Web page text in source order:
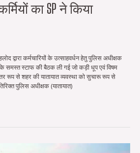
का SP ने किया
द्वारा कर्मचारियों के उत्साहवर्धन हेतु पुलिस अधीक्षक
के समस्त स्टाफ की बैठक ली गई जो कड़ी धूप एवं विषम
रूप से शहर की यातायात व्यवस्था को सुचारू रूप से
पुलिस अधीक्षक (यातायात)